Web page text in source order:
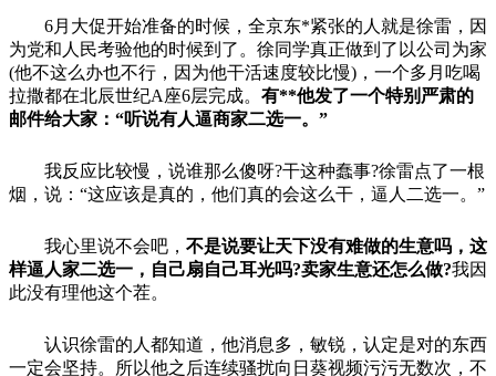
6月大促开始准备的时候，全京东*紧张的人就是徐雷，因
为党和人民考验他的时候到了。徐同学真正做到了以公司为家
(他不这么办也不行，因为他干活速度较比慢)，一个多月吃喝
拉撒都在北辰世纪A座6层完成。 有**他发了一个特别严肃的
邮件给大家：“听说有人逼商家二选一。”
我反应比较慢，说谁那么傻呀?干这种蠢事?徐雷点了一根
烟，说：“这应该是真的，他们真的会这么干，逼人二选一。”
我心里说不会吧， 不是说要让天下没有难做的生意吗，这
样逼人家二选一，自己扇自己耳光吗?卖家生意还怎么做?我因
此没有理他这个茬。
认识徐雷的人都知道，他消息多，敏锐，认定是对的东西
一定会坚持。所以他之后连续骚扰向日葵视频污污无数次，不